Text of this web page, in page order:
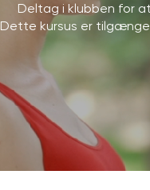
Deltag i klubben for
Dette kursus er